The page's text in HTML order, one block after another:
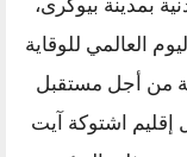
العالمي للوقاية
من أجل مستقبل
اشتوكة آيت